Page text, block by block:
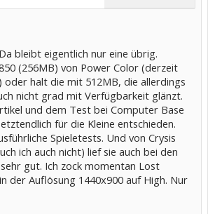
bleibt eigentlich nur eine übrig.
(256MB) von Power Color (derzeit
oder halt die mit 512MB, die allerdings
nicht grad mit Verfügbarkeit glänzt.
und dem Test bei Computer Base
für die Kleine entschieden.
Spieletests. Und von Crysis
ich auch nicht) lief sie auch bei den
gut. Ich zock momentan Lost
der Auflösung 1440x900 auf High. Nur